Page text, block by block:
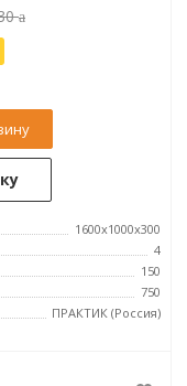
1600x1000x300
4
150
750
ПРАКТИК (Россия)